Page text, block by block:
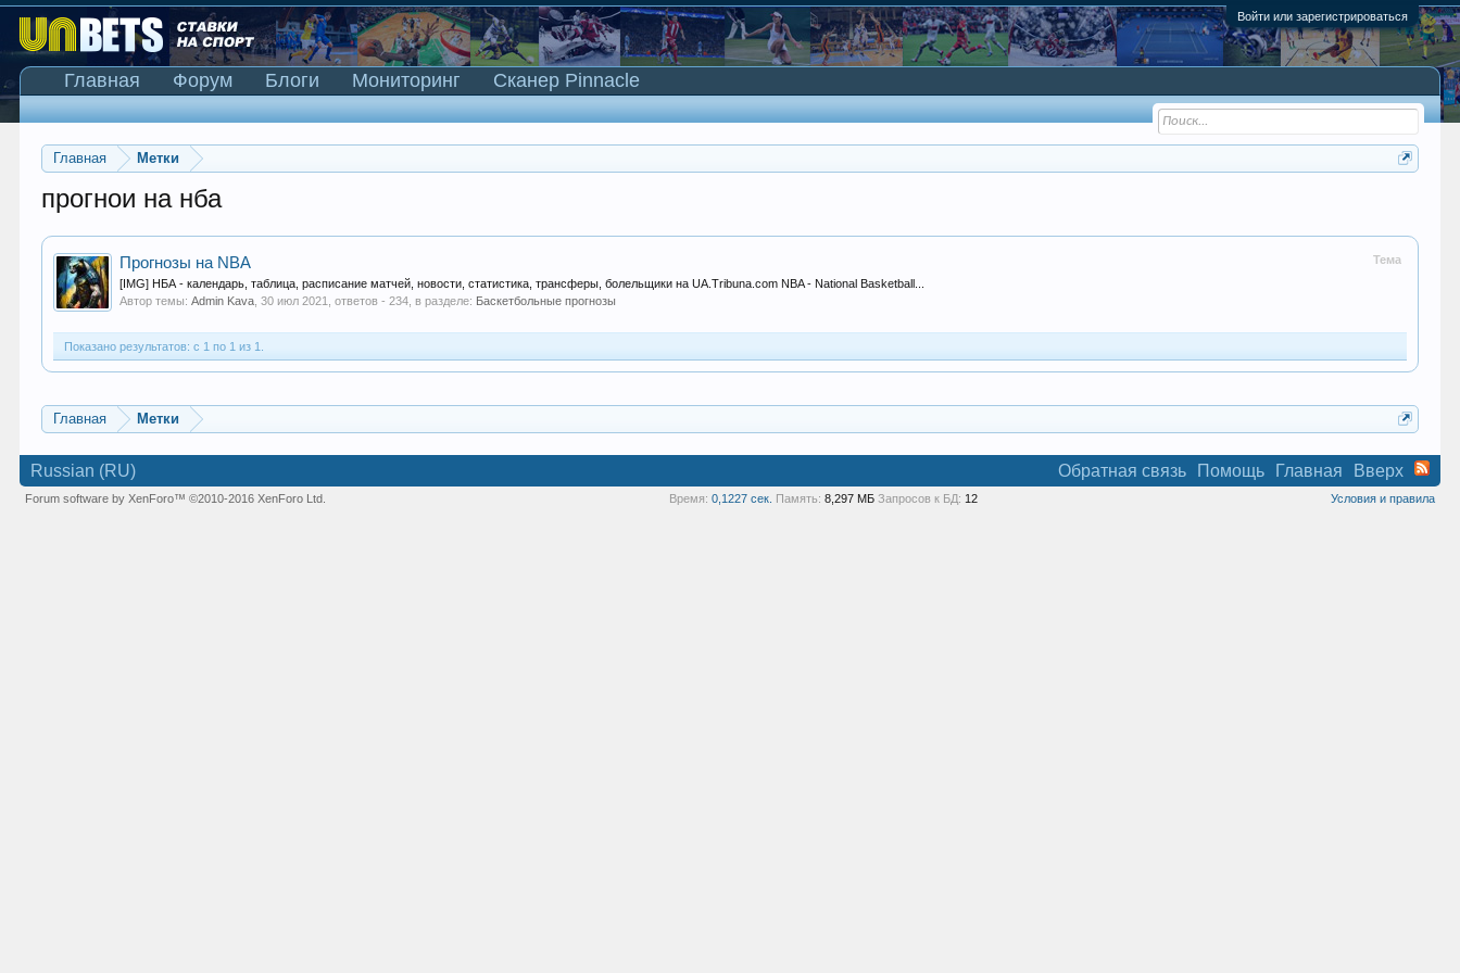
Войти или зарегистрироваться
Главная Метки
прогнои на нба
Тема
Прогнозы на NBA
[IMG] НБА - календарь, таблица, расписание матчей, новости, статистика, трансферы, болельщики на UA.Tribuna.com NBA - National Basketball...
Автор темы:Admin Kava ,30 июл 2021 , ответов - 234, в разделе: Баскетбольные прогнозы
Показано результатов: с 1 по 1 из 1.
Главная Метки
Главная Форум Блоги Мониторинг Сканер Pinnacle
Russian (RU) Обратная связь Помощь Главная Вверх
Условия и правила
Forum software by XenForo™©2010-2016 XenForo Ltd. Время: 0,1227 сек. Память: 8,297 МБ Запросов к БД: 12